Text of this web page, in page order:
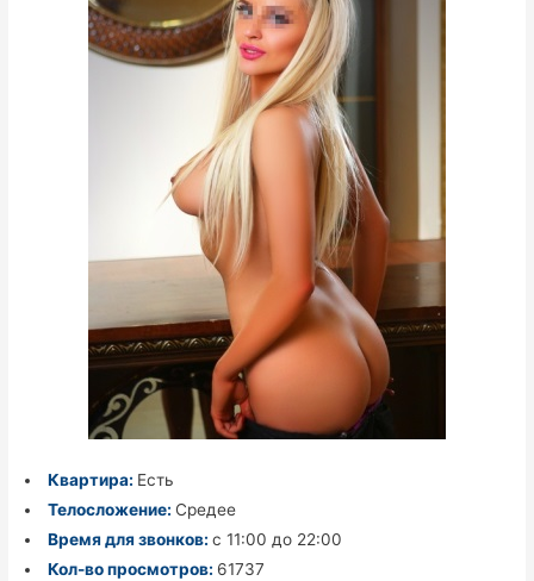
Квартира: Есть
Телосложение: Средее
Время для звонков: с 11:00 до 22:00
Кол-во просмотров: 61737